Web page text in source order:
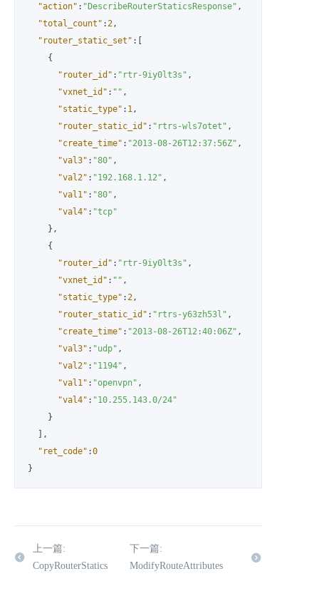
"action" : "DescribeRouterStaticsResponse" ,
"total_count" :2,
"router_static_set" :
{
"router_id" : "rtr-9iy0lt3s" ,
"vxnet_id" : "" ,
"static_type" : 1,
"router_static_id" : "rtrs-wls7otet" ,
"create_time" : "2013-08-26T12:37:56Z" ,
"val3" : "80" ,
"val2" : "192.168.1.12" ,
"val1" : "80" ,
"val4" : "tcp"
} ,
{
"router_id" : "rtr-9iy0lt3s" ,
"vxnet_id" : "" ,
"static_type" :2,
"router_static_id" : "rtrs-y63zh53l" ,
"create_time" : "2013-08-26T12:40:06Z" ,
"val3" : "udp" ,
"val2" : "1194" ,
"val1" : "openvpn" ,
"val4" : "10.255.143.0/24"
}
,
"ret_code" :0
}
上一篇:
CopyRouterStatics
下一篇:
ModifyRouteAttributes